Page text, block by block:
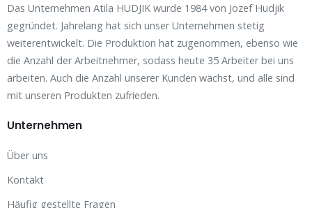
Das Unternehmen Atila HUDJIK wurde 1984 von Jozef Hudjik
gegründet. Jahrelang hat sich unser Unternehmen stetig
weiterentwickelt. Die Produktion hat zugenommen, ebenso wie
die Anzahl der Arbeitnehmer, sodass heute 35 Arbeiter bei uns
arbeiten. Auch die Anzahl unserer Kunden wächst, und alle sind
mit unseren Produkten zufrieden.
Unternehmen
Über uns
Kontakt
Häufig gestellte Fragen